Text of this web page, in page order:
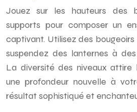
Jouez sur les hauteurs des
supports pour composer un
captivant. Utilisez des
suspendez des lanternes à
La diversité des niveaux
une profondeur nouvelle à
résultat sophistiqué et